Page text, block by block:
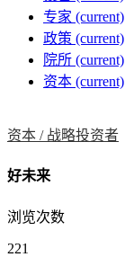
专家 (current)
政策 (current)
院所 (current)
资本 (current)
资本 / 战略投资者
好未来
浏览次数
221